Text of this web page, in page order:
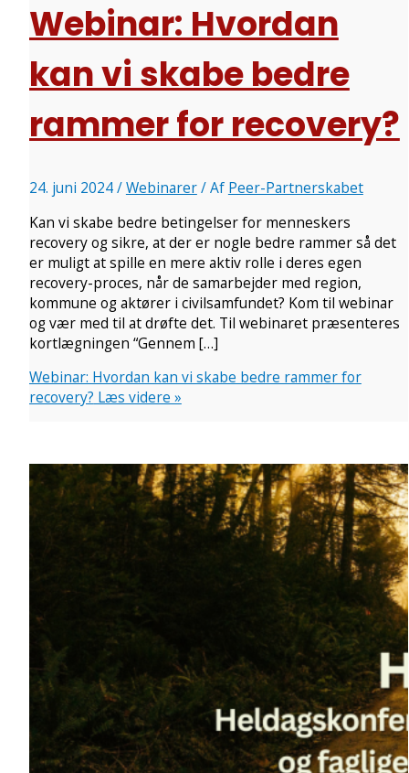
Webinar: Hvordan
kan vi skabe bedre
rammer for recovery?
24. juni 2024/Webinarer/ Af Peer-Partnerskabet
Kan vi skabe bedre betingelser for menneskers
recovery og sikre, at der er nogle bedre rammer så det
er muligt at spille en mere aktiv rolle i deres egen
recovery-proces, når de samarbejder med region,
kommune og aktører i civilsamfundet? Kom til webinar
og vær med til at drøfte det. Til webinaret præsenteres
kortlægningen “Gennem […]
Webinar: Hvordan kan vi skabe bedre rammer for
recovery? Læs videre »